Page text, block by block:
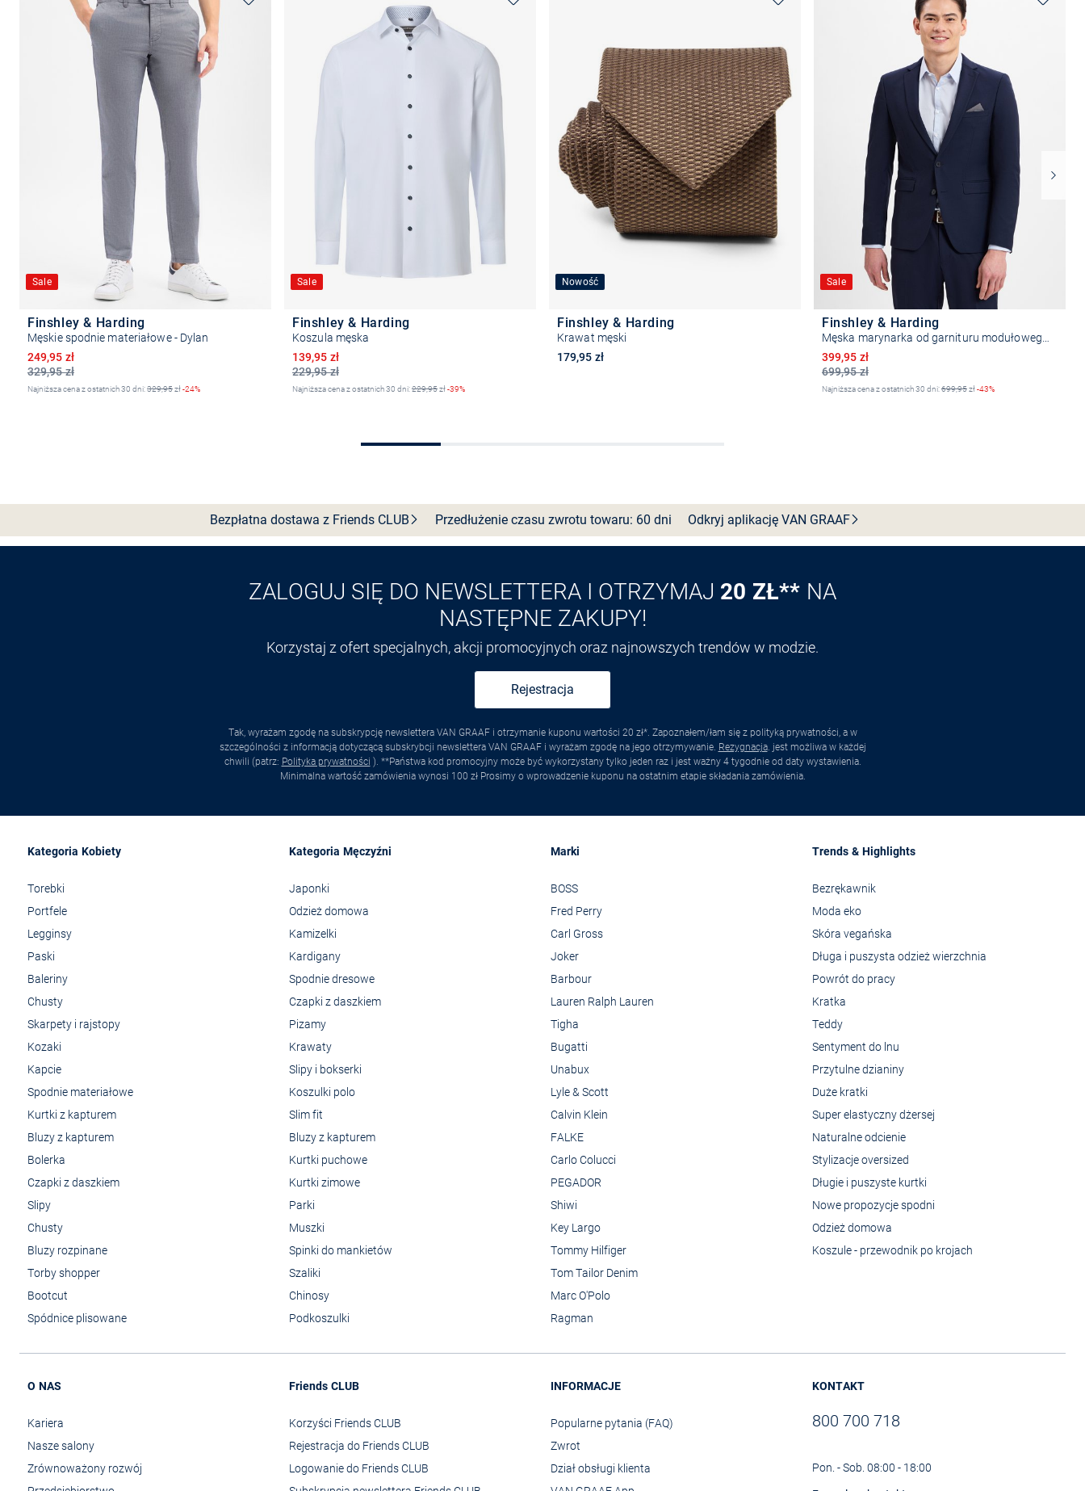
Sale
Finshley & Harding
Męskie spodnie materiałowe - Dylan
329,95 zł
Obniżona cena
249,95 zł
Najniższa cena z ostatnich 30 dni:329,95zł-24%
Sale
Finshley & Harding
Koszula męska
229,95 zł
Obniżona cena
139,95 zł
Najniższa cena z ostatnich 30 dni:229,95zł-39%
Nowość
Finshley & Harding
Krawat męski
179,95 zł
Sale
Finshley & Harding
699,95 zł
Obniżona cena
399,95 zł
Najniższa cena z ostatnich 30 dni:699,95zł-43%
Bezpłatna dostawa z FriendsCLUB Przedłużenie czasu zwrotu towaru: 60 dni Odkryj aplikację VAN GRAAF
ZALOGUJ SIĘ DO NEWSLETTERA I OTRZYMAJ 20 ZŁ** NA
NASTĘPNE ZAKUPY!
Korzystaj z ofert specjalnych, akcji promocyjnych oraz najnowszych trendów w modzie.
Rejestracja
Tak, wyrażam zgodę na subskrypcję newslettera VAN GRAAF i otrzymanie kuponu wartości 20 zł*. Zapoznałem/łam się z polityką prywatności, a w
szczególności z informacją dotyczącą subskrybcji newslettera VAN GRAAF i wyrażam zgodę na jego otrzymywanie. Rezygnacja. jest możliwa w każdej
chwili (patrz: Polityka prywatności ). **Państwa kod promocyjny może być wykorzystany tylko jeden raz i jest ważny 4 tygodnie od daty wystawienia.
Minimalna wartość zamówienia wynosi 100 zł Prosimy o wprowadzenie kuponu na ostatnim etapie składania zamówienia.
Kategoria Kobiety
Torebki
Portfele
Legginsy
Paski
Baleriny
Chusty
Skarpety i rajstopy
Kozaki
Kapcie
Spodnie materiałowe
Kurtki z kapturem
Bluzy z kapturem
Bolerka
Czapki z daszkiem
Slipy
Chusty
Bluzy rozpinane
Torby shopper
Bootcut
Spódnice plisowane
Kategoria Męczyźni
Japonki
Odzież domowa
Kamizelki
Kardigany
Spodnie dresowe
Czapki z daszkiem
Pizamy
Krawaty
Slipy i bokserki
Koszulki polo
Slim fit
Bluzy z kapturem
Kurtki puchowe
Kurtki zimowe
Parki
Muszki
Spinki do mankietów
Szaliki
Chinosy
Podkoszulki
Marki
BOSS
Fred Perry
Carl Gross
Joker
Barbour
Lauren Ralph Lauren
Tigha
Bugatti
Unabux
Lyle & Scott
Calvin Klein
FALKE
Carlo Colucci
PEGADOR
Shiwi
Key Largo
Tommy Hilfiger
Tom Tailor Denim
Marc O'Polo
Ragman
Trends & Highlights
Bezrękawnik
Moda eko
Skóra vegańska
Długa i puszysta odzież wierzchnia
Powrót do pracy
Kratka
Teddy
Sentyment do lnu
Przytulne dzianiny
Duże kratki
Super elastyczny dżersej
Naturalne odcienie
Stylizacje oversized
Długie i puszyste kurtki
Nowe propozycje spodni
Odzież domowa
Koszule - przewodnik po krojach
O NAS
Kariera
Nasze salony
Zrównoważony rozwój
Friends CLUB
Korzyści Friends CLUB
Rejestracja do Friends CLUB
Logowanie do Friends CLUB
INFORMACJE
Popularne pytania (FAQ)
Zwrot
Dział obsługi klienta
KONTAKT
800 700 718
Pon. - Sob. 08:00 - 18:00